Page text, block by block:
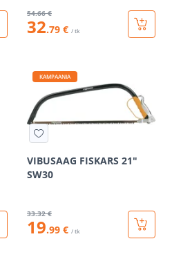
54.66 €
32.79 € / tk
KAMPAANIA
VIBUSAAG FISKARS 21"
SW30
33.32 €
19.99 € / tk